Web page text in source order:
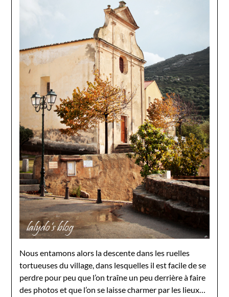
Nous entamons alors la descente dans les ruelles
tortueuses du village, dans lesquelles il est facile de se
perdre pour peu que l’on traîne un peu derrière à faire
des photos et que l’on se laisse charmer par les lieux…